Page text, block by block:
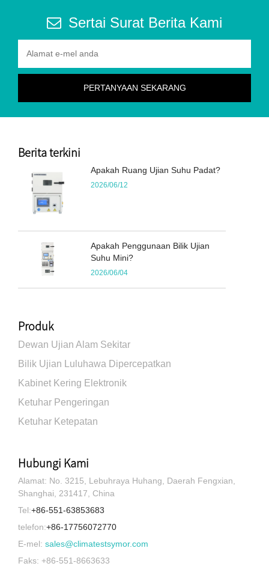
Sertai Surat Berita Kami
Berita terkini
Apakah Ruang Ujian Suhu Padat?
2026/06/12
Apakah Penggunaan Bilik Ujian
Suhu Mini?
2026/06/04
Produk
Dewan Ujian Alam Sekitar
Bilik Ujian Luluhawa Dipercepatkan
Kabinet Kering Elektronik
Ketuhar Pengeringan
Ketuhar Ketepatan
Hubungi Kami
Alamat: No. 3215, Lebuhraya Huhang, Daerah Fengxian,
Shanghai, 231417, China
Tel:+86-551-63853683
telefon:+86-17756072770
E-mel: sales@climatestsymor.com
Faks: +86-551-8663633